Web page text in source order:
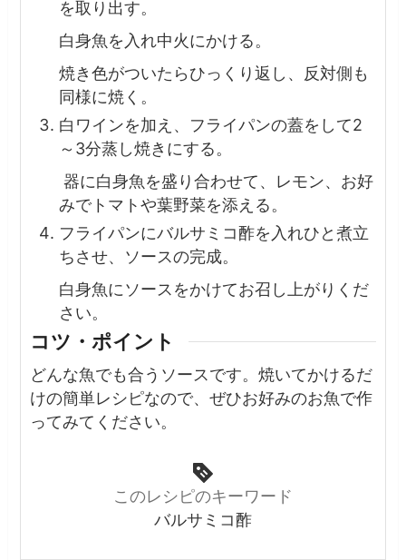
を取り出す。
白身魚を入れ中火にかける。
焼き色がついたらひっくり返し、反対側も
同様に焼く。
白ワインを加え、フライパンの蓋をして2
～3分蒸し焼きにする。
器に白身魚を盛り合わせて、レモン、お好
みでトマトや葉野菜を添える。
フライパンにバルサミコ酢を入れひと煮立
ちさせ、ソースの完成。
白身魚にソースをかけてお召し上がりくだ
さい。
コツ・ポイント
どんな魚でも合うソースです。焼いてかけるだ
けの簡単レシピなので、ぜひお好みのお魚で作
ってみてください。
このレシピのキーワード
バルサミコ酢